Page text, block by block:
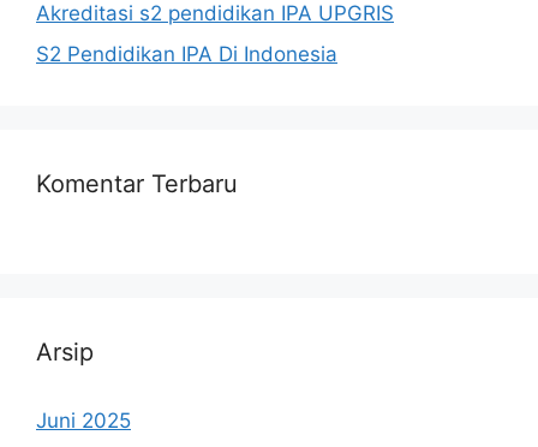
Akreditasi s2 pendidikan IPA UPGRIS
S2 Pendidikan IPA Di Indonesia
Komentar Terbaru
Arsip
Juni 2025